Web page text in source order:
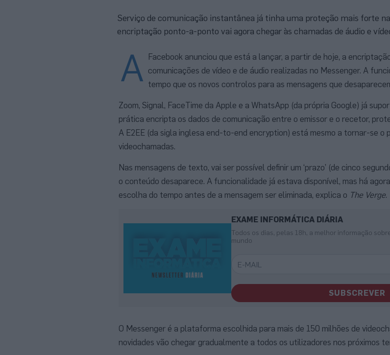
Serviço de comunicação instantânea já tinha uma proteção mais forte
encriptação ponto-a-ponto vai agora chegar às chamadas de áudio e
A Facebook anunciou que está a lançar, a partir de hoje, a
comunicações de vídeo e de áudio realizadas no Messenger. A
tempo que os novos controlos para as mensagens que
Zoom, Signal, FaceTime da Apple e a WhatsApp (da própria Google) já
prática encripta os dados de comunicação entre o emissor e o recetor,
A E2EE (da sigla inglesa end-to-end encryption) está mesmo a tornar-se o
videochamadas.
Nas mensagens de texto, vai ser possível definir um ‘prazo’ (de cinco
o conteúdo desaparece. A funcionalidade já estava disponível, mas há
escolha do tempo antes de a mensagem ser eliminada, explica o The Verge.
EXAME INFORMÁTICA DIÁRIA
Todos os dias, pelas 18h, a melhor informação
mundo
SUBSCREVER
O Messenger é a plataforma escolhida para mais de 150 milhões de
novidades vão chegar gradualmente a todos os utilizadores nos próximos